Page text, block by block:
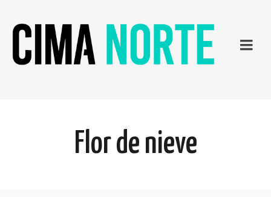
Flor de nieve